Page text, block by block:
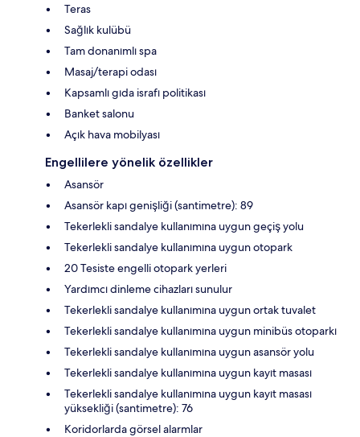
Teras
Sağlık kulübü
Tam donanımlı spa
Masaj/terapi odası
Kapsamlı gıda israfı politikası
Banket salonu
Açık hava mobilyası
Engellilere yönelik özellikler
Asansör
Asansör kapı genişliği (santimetre): 89
Tekerlekli sandalye kullanımına uygun geçiş yolu
Tekerlekli sandalye kullanımına uygun otopark
20 Tesiste engelli otopark yerleri
Yardımcı dinleme cihazları sunulur
Tekerlekli sandalye kullanımına uygun ortak tuvalet
Tekerlekli sandalye kullanımına uygun minibüs otoparkı
Tekerlekli sandalye kullanımına uygun asansör yolu
Tekerlekli sandalye kullanımına uygun kayıt masası
Tekerlekli sandalye kullanımına uygun kayıt masası
yüksekliği (santimetre): 76
Koridorlarda görsel alarmlar